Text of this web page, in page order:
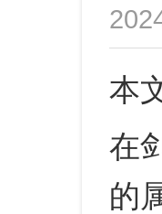
本
在
的